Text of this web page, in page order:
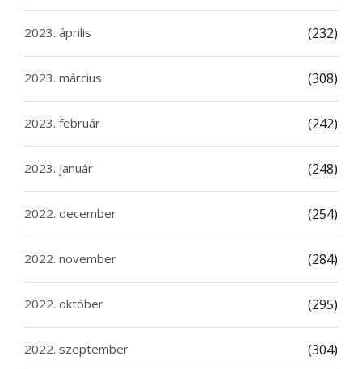
2023. április (232)
2023. március (308)
2023. február (242)
2023. január (248)
2022. december (254)
2022. november (284)
2022. október (295)
2022. szeptember (304)